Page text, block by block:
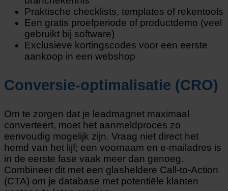
Praktische checklists, templates of rekentools
Een gratis proefperiode of productdemo (veel
gebruikt bij software)
Exclusieve kortingscodes voor een eerste
aankoop in een webshop
Conversie-optimalisatie (CRO)
Om te zorgen dat je leadmagnet maximaal
converteert, moet het aanmeldproces zo
eenvoudig mogelijk zijn. Vraag niet direct het
hemd van het lijf; een voornaam en e-mailadres is
in de eerste fase vaak meer dan genoeg.
Combineer dit met een glasheldere Call-to-Action
(CTA) om je database met potentiële klanten